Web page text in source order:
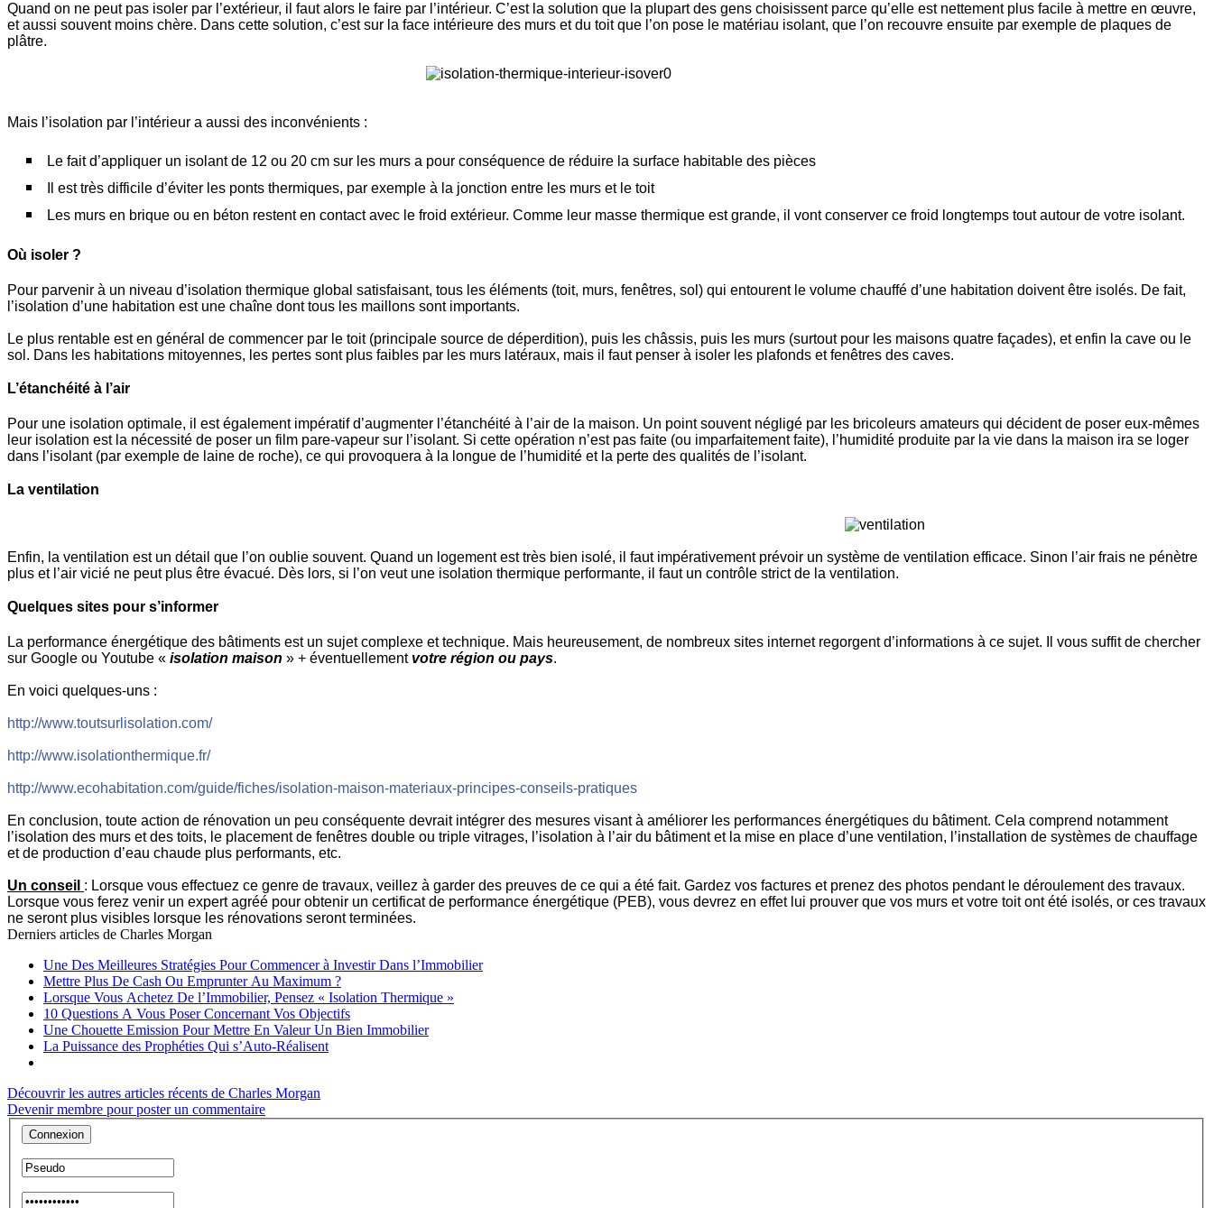
Quand on ne peut pas isoler par l’extérieur, il faut alors le faire par l’intérieur. C’est la solution que la plupart des gens choisissent parce qu’elle est nettement plus facile à mettre en œuvre,
et aussi souvent moins chère. Dans cette solution, c’est sur la face intérieure des murs et du toit que l’on pose le matériau isolant, que l’on recouvre ensuite par exemple de plaques de
plâtre.
Mais l’isolation par l’intérieur a aussi des inconvénients :
Le fait d’appliquer un isolant de 12 ou 20 cm sur les murs a pour conséquence de réduire la surface habitable des pièces
Il est très difficile d’éviter les ponts thermiques, par exemple à la jonction entre les murs et le toit
Les murs en brique ou en béton restent en contact avec le froid extérieur. Comme leur masse thermique est grande, il vont conserver ce froid longtemps tout autour de votre isolant.
Où isoler ?
Pour parvenir à un niveau d’isolation thermique global satisfaisant, tous les éléments (toit, murs, fenêtres, sol) qui entourent le volume chauffé d’une habitation doivent être isolés. De fait,
l’isolation d’une habitation est une chaîne dont tous les maillons sont importants.
Le plus rentable est en général de commencer par le toit (principale source de déperdition), puis les châssis, puis les murs (surtout pour les maisons quatre façades), et enfin la cave ou le
sol. Dans les habitations mitoyennes, les pertes sont plus faibles par les murs latéraux, mais il faut penser à isoler les plafonds et fenêtres des caves.
L’étanchéité à l’air
Pour une isolation optimale, il est également impératif d’augmenter l’étanchéité à l’air de la maison. Un point souvent négligé par les bricoleurs amateurs qui décident de poser eux-mêmes
leur isolation est la nécessité de poser un film pare-vapeur sur l’isolant. Si cette opération n’est pas faite (ou imparfaitement faite), l’humidité produite par la vie dans la maison ira se loger
dans l’isolant (par exemple de laine de roche), ce qui provoquera à la longue de l’humidité et la perte des qualités de l’isolant.
La ventilation
Enfin, la ventilation est un détail que l’on oublie souvent. Quand un logement est très bien isolé, il faut impérativement prévoir un système de ventilation efficace. Sinon l’air frais ne pénètre
plus et l’air vicié ne peut plus être évacué. Dès lors, si l’on veut une isolation thermique performante, il faut un contrôle strict de la ventilation.
Quelques sites pour s’informer
La performance énergétique des bâtiments est un sujet complexe et technique. Mais heureusement, de nombreux sites internet regorgent d’informations à ce sujet. Il vous suffit de chercher
sur Google ou Youtube « isolation maison » + éventuellement votre région ou pays.
En voici quelques-uns :
http://www.toutsurlisolation.com/
http://www.isolationthermique.fr/
http://www.ecohabitation.com/guide/fiches/isolation-maison-materiaux-principes-conseils-pratiques
En conclusion, toute action de rénovation un peu conséquente devrait intégrer des mesures visant à améliorer les performances énergétiques du bâtiment. Cela comprend notamment
l’isolation des murs et des toits, le placement de fenêtres double ou triple vitrages, l’isolation à l’air du bâtiment et la mise en place d’une ventilation, l’installation de systèmes de chauffage
et de production d’eau chaude plus performants, etc.
Un conseil : Lorsque vous effectuez ce genre de travaux, veillez à garder des preuves de ce qui a été fait. Gardez vos factures et prenez des photos pendant le déroulement des travaux.
Lorsque vous ferez venir un expert agréé pour obtenir un certificat de performance énergétique (PEB), vous devrez en effet lui prouver que vos murs et votre toit ont été isolés, or ces travaux
ne seront plus visibles lorsque les rénovations seront terminées.
Derniers articles de Charles Morgan
Une Des Meilleures Stratégies Pour Commencer à Investir Dans l’Immobilier
Mettre Plus De Cash Ou Emprunter Au Maximum ?
Lorsque Vous Achetez De l’Immobilier, Pensez « Isolation Thermique »
10 Questions A Vous Poser Concernant Vos Objectifs
Une Chouette Emission Pour Mettre En Valeur Un Bien Immobilier
La Puissance des Prophéties Qui s’Auto-Réalisent
Découvrir les autres articles récents de Charles Morgan
Devenir membre pour poster un commentaire